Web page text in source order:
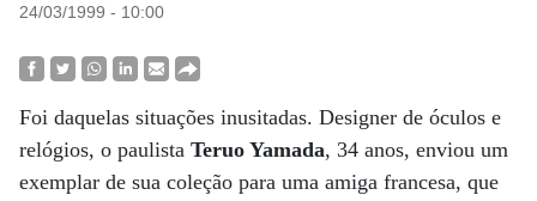
24/03/1999 - 10:00
Foi daquelas situações inusitadas. Designer de óculos e
relógios, o paulista Teruo Yamada, 34 anos, enviou um
exemplar de sua coleção para uma amiga francesa, que